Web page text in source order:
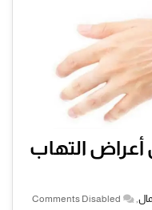
التهاب
,
Comments Disabled